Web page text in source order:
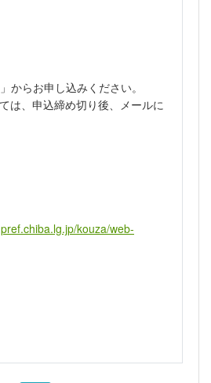
からお申し込みください。
は、申込締め切り後、メールに
kouza/web-